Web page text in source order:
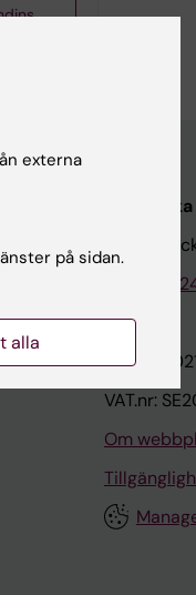
171 77
Tel: 08-
Org.nr:
VAT.nr:
Om
externa
på sidan.
alla